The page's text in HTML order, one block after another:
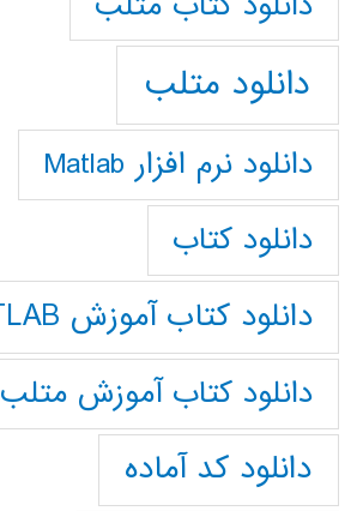
دانلود متلب
دانلود نرم افزار Matlab
دانلود کتاب
دانلود کتاب آموزش MATLAB
دانلود کتاب آموزش متلب
دانلود کد آماده